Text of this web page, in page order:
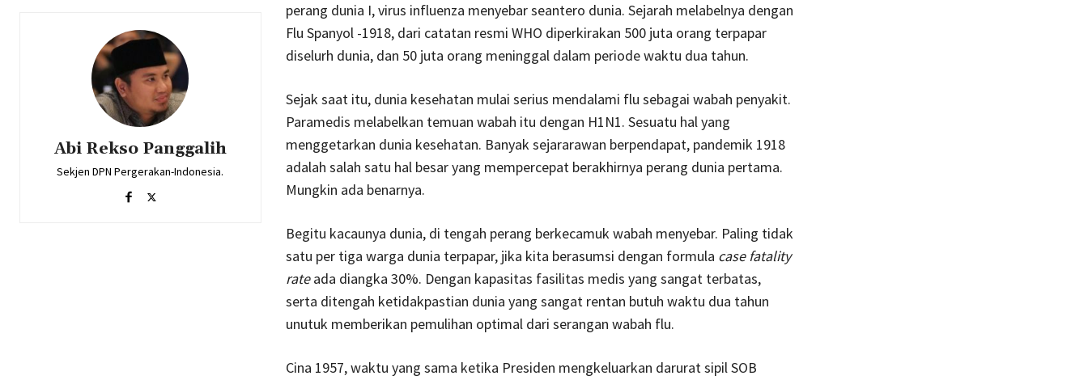
Abi Rekso Panggalih
Sekjen DPN Pergerakan-Indonesia.
perang dunia I, virus influenza menyebar seantero dunia. Sejarah melabelnya dengan
Flu Spanyol -1918, dari catatan resmi WHO diperkirakan 500 juta orang terpapar
diselurh dunia, dan 50 juta orang meninggal dalam periode waktu dua tahun.
Sejak saat itu, dunia kesehatan mulai serius mendalami flu sebagai wabah penyakit.
Paramedis melabelkan temuan wabah itu dengan H1N1. Sesuatu hal yang
menggetarkan dunia kesehatan. Banyak sejararawan berpendapat, pandemik 1918
adalah salah satu hal besar yang mempercepat berakhirnya perang dunia pertama.
Mungkin ada benarnya.
Begitu kacaunya dunia, di tengah perang berkecamuk wabah menyebar. Paling tidak
satu per tiga warga dunia terpapar, jika kita berasumsi dengan formula case fatality
rateada diangka 30%. Dengan kapasitas fasilitas medis yang sangat terbatas,
serta ditengah ketidakpastian dunia yang sangat rentan butuh waktu dua tahun
unutuk memberikan pemulihan optimal dari serangan wabah flu.
Cina 1957, waktu yang sama ketika Presiden mengkeluarkan darurat sipil SOB